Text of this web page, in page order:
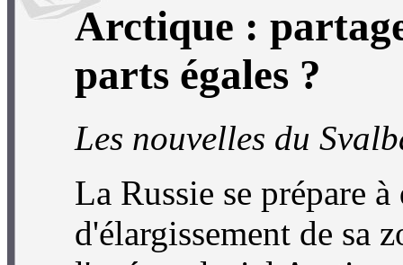
Arctique :
parts égales ?
Les nouvelles du
La Russie se prépare
d'élargissement de sa